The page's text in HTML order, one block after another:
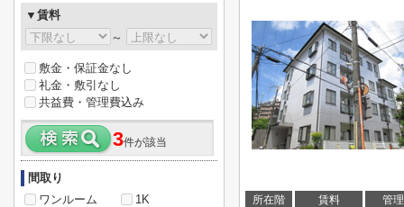
所在階 賃料
管
▼賃料
～
敷金・保証金なし
礼金・敷引なし
共益費・管理費込み
3件が該当
間取り
ワンルーム
1K